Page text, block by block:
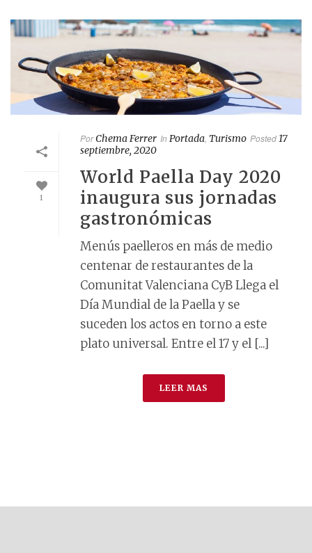
1
PorChema Ferrer In Portada Turismo Posted17
septiembre, 2020
World Paella Day 2020
inaugura sus jornadas
gastronómicas
Menús paelleros en más de medio
centenar de restaurantes de la
Comunitat Valenciana CyB Llega el
Día Mundial de la Paella y se
suceden los actos en torno a este
plato universal. Entre el 17 y el [...]
LEER MAS